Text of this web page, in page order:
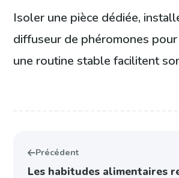
Isoler une pièce dédiée,
diffuseur de phéromones
une routine stable facilitent
Précédent
Les habitudes alimentaires